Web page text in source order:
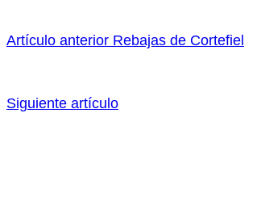
Artículo anterior Rebajas de Cortefiel
Siguiente artículo